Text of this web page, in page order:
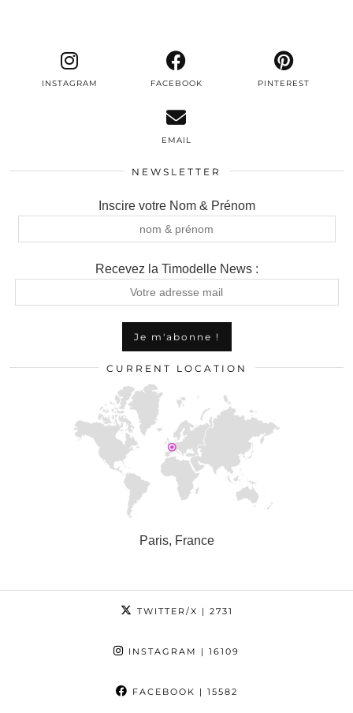
INSTAGRAM FACEBOOK PINTEREST
EMAIL
NEWSLETTER
Inscire votre Nom & Prénom
Recevez la Timodelle News :
CURRENT LOCATION
Paris, France
TWITTER/X | 2731
INSTAGRAM | 16109
FACEBOOK | 15582